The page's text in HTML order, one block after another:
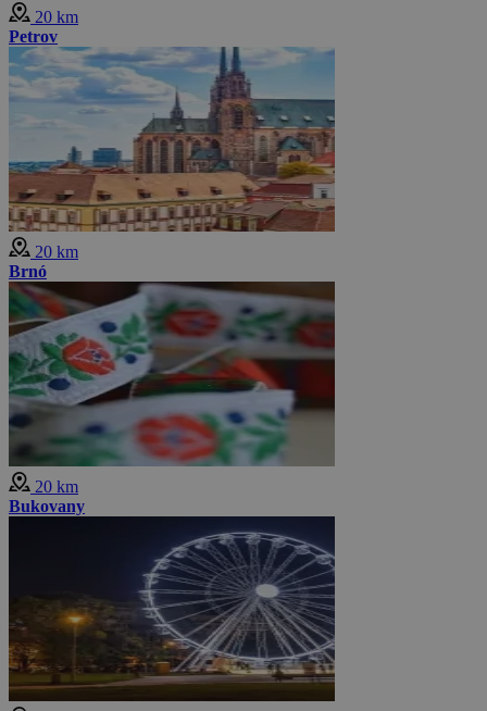
20 km
Petrov
20 km
Brnó
20 km
Bukovany